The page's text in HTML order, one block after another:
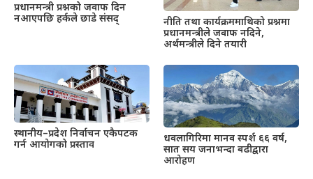
प्रधानमन्त्री प्रश्नको जवाफ दिन
नआएपछि हर्कले छाडे संसद्
नीति तथा कार्यक्रममाथिको प्रश्नमा
प्रधानमन्त्रीले जवाफ नदिने,
अर्थमन्त्रीले दिने तयारी
स्थानीय–प्रदेश निर्वाचन एकैपटक
गर्न आयोगको प्रस्ताव
धवलागिरिमा मानव स्पर्श ६६ वर्ष,
सात सय जनाभन्दा बढीद्वारा
आरोहण